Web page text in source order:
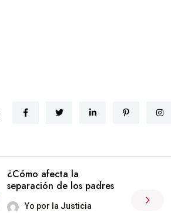
¿Cómo afecta la
separación de los padres
Yo por la Justicia